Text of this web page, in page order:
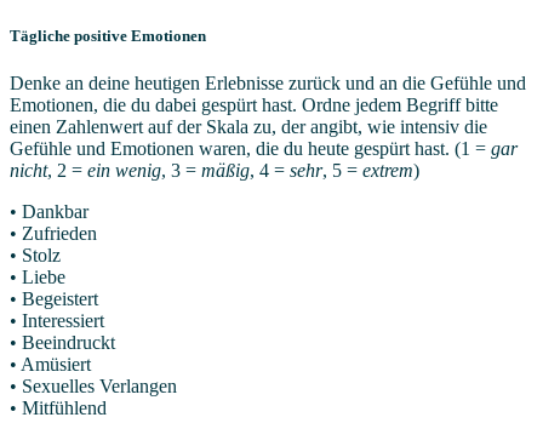
Tägliche positive Emotionen
Denke an deine heutigen Erlebnisse zurück und an die Gefühle und
Emotionen, die du dabei gespürt hast. Ordne jedem Begriff bitte
einen Zahlenwert auf der Skala zu, der angibt, wie intensiv die
Gefühle und Emotionen waren, die du heute gespürt hast. (1 = gar
nicht, 2 = ein wenig, 3 = mäßig, 4 = sehr, 5 = extrem)
• Dankbar
• Zufrieden
• Stolz
• Liebe
• Begeistert
• Interessiert
• Beeindruckt
• Amüsiert
• Sexuelles Verlangen
• Mitfühlend